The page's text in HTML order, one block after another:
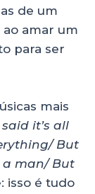
de um
amar um
para ser
mais
said it’s all
But
a man/ But
isso é tudo